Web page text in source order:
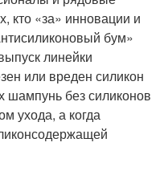
кто «за» инновации и
бум»
линейки
или вреден силикон
шампунь без силиконов
ухода, а когда